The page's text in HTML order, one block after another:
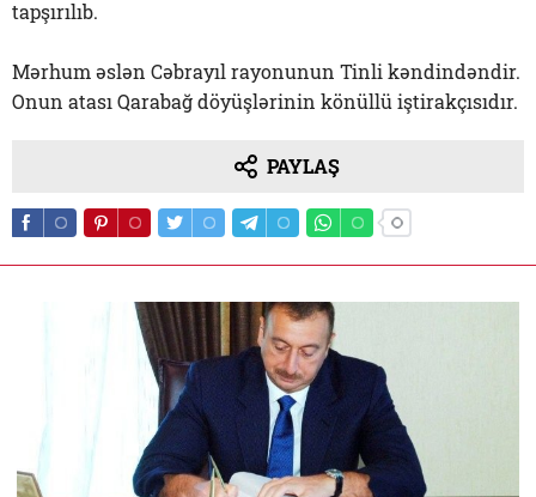
tapşırılıb.
Mərhum əslən Cəbrayıl rayonunun Tinli kəndindəndir.
Onun atası Qarabağ döyüşlərinin könüllü iştirakçısıdır.
PAYLAŞ